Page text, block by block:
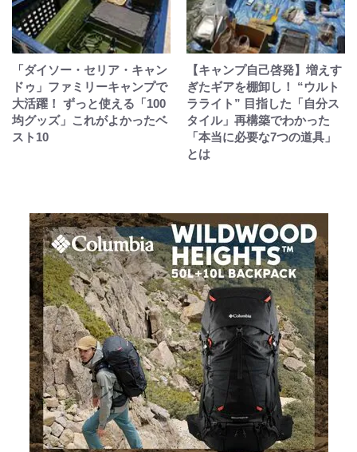
「ダイソー・セリア・キャン
ドゥ」ファミリーキャンプで
大活躍！ ずっと使える「100
均グッズ」これがよかったベ
スト10
【キャンプ自己啓発】増えす
ぎたギアを棚卸し！ “ウルト
ラライト” 目指した「自分ス
タイル」再構築でわかった
「本当に必要な7つの道具」
とは